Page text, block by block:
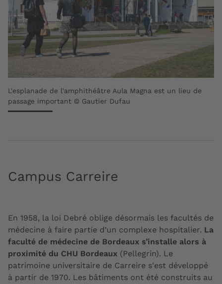
L'esplanade de l'amphithéâtre Aula Magna est un lieu de
passage important © Gautier Dufau
Campus Carreire
En 1958, la loi Debré oblige désormais les facultés de
médecine à faire partie d’un complexe hospitalier. La
faculté de médecine de Bordeaux s’installe alors à
proximité du CHU Bordeaux (Pellegrin). Le
patrimoine universitaire de Carreire s'est développé
à partir de 1970. Les bâtiments ont été construits au